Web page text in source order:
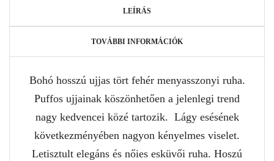
LEÍRÁS
TOVÁBBI INFORMÁCIÓK
Bohó hosszú ujjas tört fehér menyasszonyi ruha.
Puffos ujjainak köszönhetően a jelenlegi trend
nagy kedvencei közé tartozik. Lágy esésének
következményében nagyon kényelmes viselet.
Letisztult elegáns és nőies esküvői ruha. Hoszú